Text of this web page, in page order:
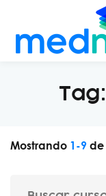
Tag:
Mostrando 1 -9 de